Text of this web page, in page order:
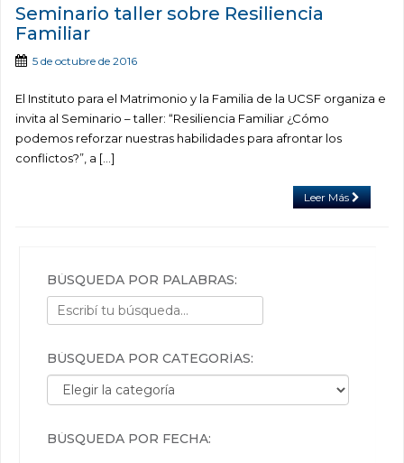
Seminario taller sobre Resiliencia
Familiar
5 de octubre de 2016
El Instituto para el Matrimonio y la Familia de la UCSF organiza e
invita al Seminario – taller: “Resiliencia Familiar ¿Cómo
podemos reforzar nuestras habilidades para afrontar los
conflictos?”, a […]
Leer Más
BÚSQUEDA POR PALABRAS:
BÚSQUEDA POR CATEGORÍAS:
Búsqueda por categorías:
BÚSQUEDA POR FECHA: